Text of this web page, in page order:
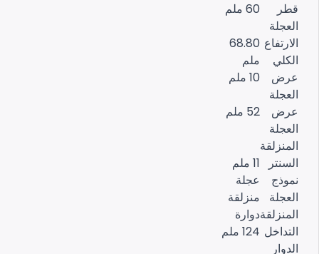
قطر
العجلة
60 ملم
الارتفاع
الكلي
68.80
ملم
عرض
العجلة
10 ملم
عرض
العجلة
المنزلقة
52 ملم
السنتر
11 ملم
نموذج
العجلة
المنزلقة
عجلة
منزلقة
دوارة
التداخل
الدوار
124 ملم